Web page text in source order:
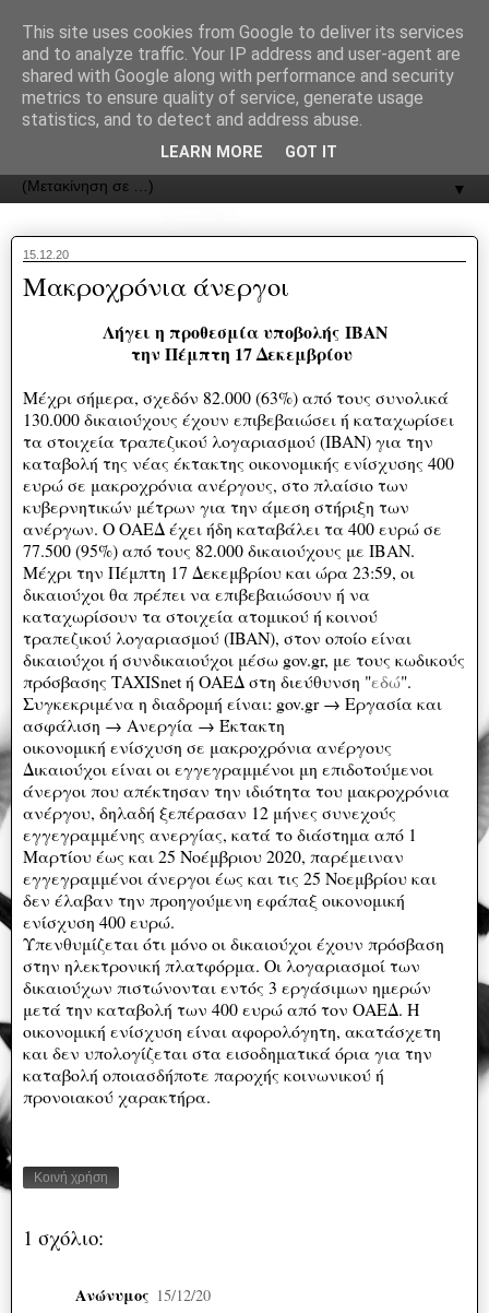
ΟΔΟΣ
▼
15.12.20
Μακροχρόνια άνεργοι
Λήγει η προθεσμία υποβολής ΙΒΑΝ
την Πέμπτη 17 Δεκεμβρίου
Μέχρι σήμερα, σχεδόν 82.000 (63%) από τους συνολικά
130.000 δικαιούχους έχουν επιβεβαιώσει ή καταχωρίσει
τα στοιχεία τραπεζικού λογαριασμού (IBAN) για την
καταβολή της νέας έκτακτης οικονομικής ενίσχυσης 400
ευρώ σε μακροχρόνια ανέργους, στο πλαίσιο των
κυβερνητικών μέτρων για την άμεση στήριξη των
ανέργων. Ο ΟΑΕΔ έχει ήδη καταβάλει τα 400 ευρώ σε
77.500 (95%) από τους 82.000 δικαιούχους με ΙΒΑΝ.
Μέχρι την Πέμπτη 17 Δεκεμβρίου και ώρα 23:59, οι
δικαιούχοι θα πρέπει να επιβεβαιώσουν ή να
καταχωρίσουν τα στοιχεία ατομικού ή κοινού
τραπεζικού λογαριασμού (IBAN), στον οποίο είναι
δικαιούχοι ή συνδικαιούχοι μέσω gov.gr, με τους κωδικούς
πρόσβασης TAXISnet ή ΟΑΕΔ στη διεύθυνση "εδώ".
Συγκεκριμένα η διαδρομή είναι: gov.gr → Εργασία και
ασφάλιση → Ανεργία → Έκτακτη
οικονομική ενίσχυση σε μακροχρόνια ανέργους
Δικαιούχοι είναι οι εγγεγραμμένοι μη επιδοτούμενοι
άνεργοι που απέκτησαν την ιδιότητα του μακροχρόνια
ανέργου, δηλαδή ξεπέρασαν 12 μήνες συνεχούς
εγγεγραμμένης ανεργίας, κατά το διάστημα από 1
Μαρτίου έως και 25 Νοέμβριου 2020, παρέμειναν
εγγεγραμμένοι άνεργοι έως και τις 25 Νοεμβρίου και
δεν έλαβαν την προηγούμενη εφάπαξ οικονομική
ενίσχυση 400 ευρώ.
Υπενθυμίζεται ότι μόνο οι δικαιούχοι έχουν πρόσβαση
στην ηλεκτρονική πλατφόρμα. Οι λογαριασμοί των
δικαιούχων πιστώνονται εντός 3 εργάσιμων ημερών
μετά την καταβολή των 400 ευρώ από τον ΟΑΕΔ. Η
οικονομική ενίσχυση είναι αφορολόγητη, ακατάσχετη
και δεν υπολογίζεται στα εισοδηματικά όρια για την
καταβολή οποιασδήποτε παροχής κοινωνικού ή
προνοιακού χαρακτήρα.
Κοινή χρήση
1 σχόλιο:
Ανώνυμος 15/12/20
This site uses cookies from Google to deliver its services
and to analyze traffic. Your IP address and user-agent are
shared with Google along with performance and security
metrics to ensure quality of service, generate usage
statistics, and to detect and address abuse.
LEARN MORE GOT IT